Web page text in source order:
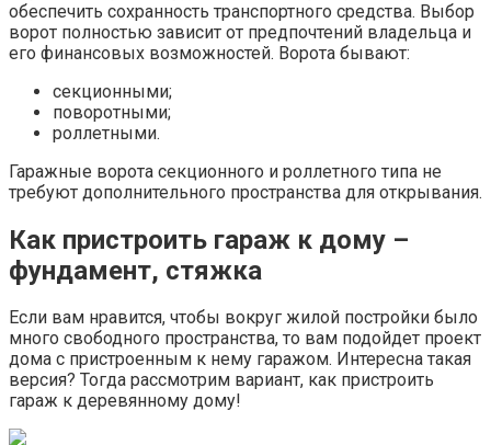
обеспечить сохранность транспортного средства. Выбор
ворот полностью зависит от предпочтений владельца и
его финансовых возможностей. Ворота бывают:
секционными;
поворотными;
роллетными.
Гаражные ворота секционного и роллетного типа не
требуют дополнительного пространства для открывания.
Как пристроить гараж к дому –
фундамент, стяжка
Если вам нравится, чтобы вокруг жилой постройки было
много свободного пространства, то вам подойдет проект
дома с пристроенным к нему гаражом. Интересна такая
версия? Тогда рассмотрим вариант, как пристроить
гараж к деревянному дому!